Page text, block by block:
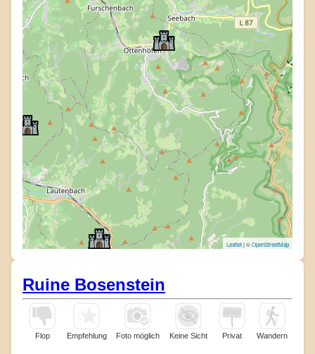
Leaflet| ©OpenStreetMap
Ruine Bosenstein
Flop Empfehlung Foto möglich Keine Sicht Privat Wandern